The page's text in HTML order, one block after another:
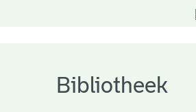
Bibliotheek